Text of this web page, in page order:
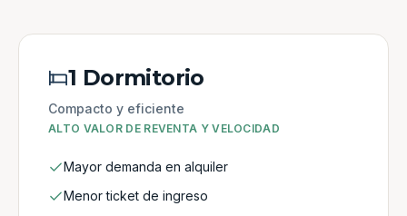
1 Dormitorio
Compacto y eficiente
ALTO VALOR DE REVENTA Y VELOCIDAD
Mayor demanda en alquiler
Menor ticket de ingreso